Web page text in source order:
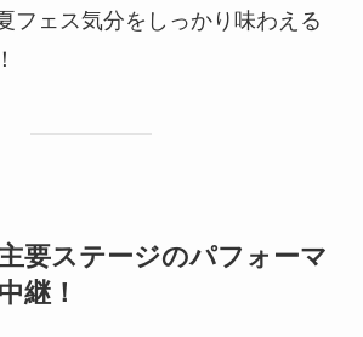
フェス気分をしっかり味わえる
要ステージのパフォーマ
継！